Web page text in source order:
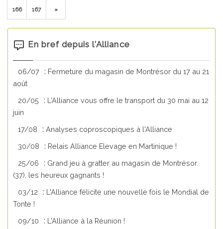
166 167 »
En bref depuis l'Alliance
06/07 : Fermeture du magasin de Montrésor du 17 au 21
août
20/05
: L'Alliance vous offre le transport du 30 mai au 12
juin
17/08
: Analyses coproscopiques à l'Alliance
30/08
: Relais Alliance Elevage en Martinique !
25/06
: Grand jeu à gratter au magasin de Montrésor
(37), les heureux gagnants !
03/12
: L'Alliance félicite une nouvelle fois le Mondial de
Tonte !
09/10
: L'Alliance à la Réunion !